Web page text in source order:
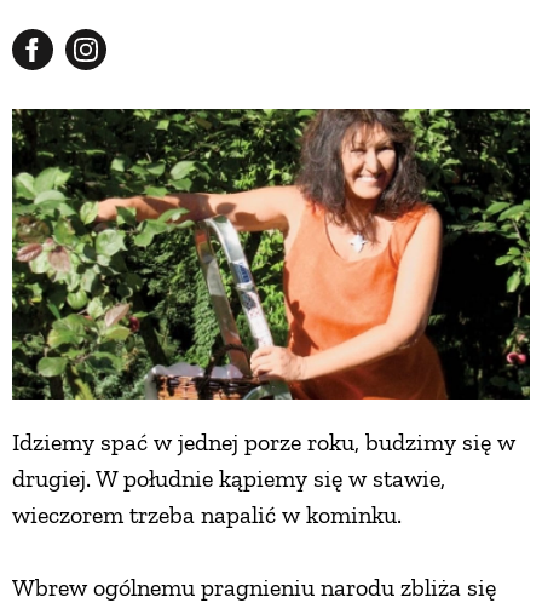
Idziemy spać w jednej porze roku, budzimy się w
drugiej. W południe kąpiemy się w stawie,
wieczorem trzeba napalić w kominku.
Wbrew ogólnemu pragnieniu narodu zbliża się